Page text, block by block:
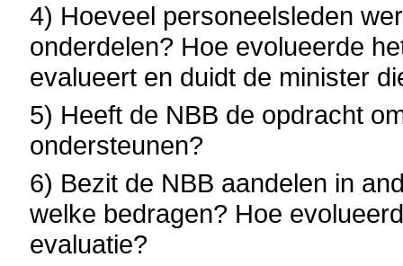
4) Hoeveel personeelsleden
onderdelen? Hoe evolueerde
evalueert en duidt de minister
5) Heeft de NBB de opdracht
ondersteunen?
6) Bezit de NBB aandelen in
welke bedragen? Hoe
evaluatie?